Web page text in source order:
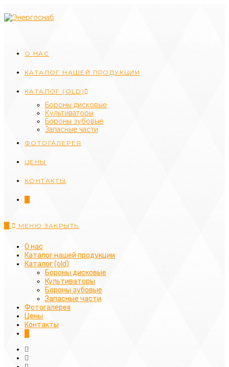
к
содержимому
О НАС
КАТАЛОГ НАШЕЙ ПРОДУКЦИИ
КАТАЛОГ (OLD)
Бороны дисковые
Культиваторы
Бороны зубовые
Запасные части
ФОТОГАЛЕРЕЯ
ЦЕНЫ
КОНТАКТЫ
МЕНЮ ЗАКРЫТЬ
О нас
Каталог нашей продукции
Каталог (old)
Бороны дисковые
Культиваторы
Бороны зубовые
Запасные части
Фотогалерея
Цены
Контакты